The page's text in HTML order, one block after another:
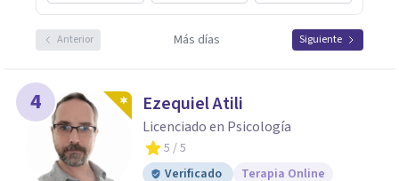
Anterior Más días Siguiente
4 Ezequiel Atili
Licenciado en Psicología
5 / 5
Verificado
Terapia Online